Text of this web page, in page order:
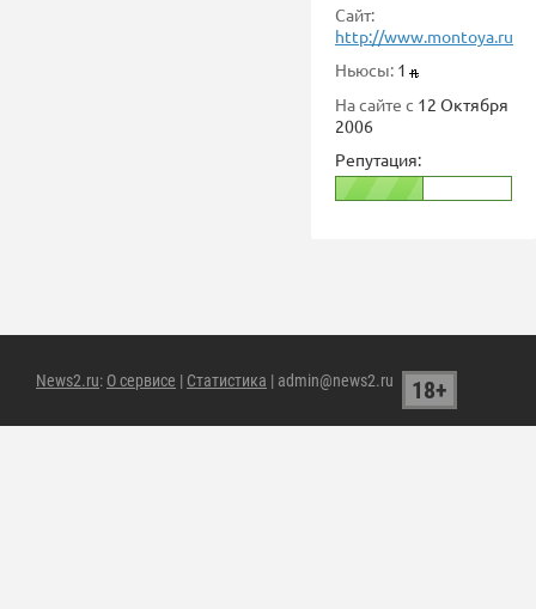
Сайт:
http://www.montoya.ru
Ньюсы: 1
На сайте с 12 Октября
2006
Репутация:
News2.ru: О сервисе | Статистика | admin@news2.ru 18+